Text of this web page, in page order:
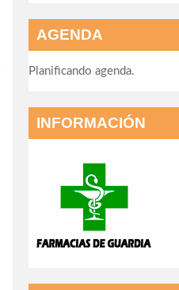
AGENDA
Planificando agenda.
INFORMACIÓN